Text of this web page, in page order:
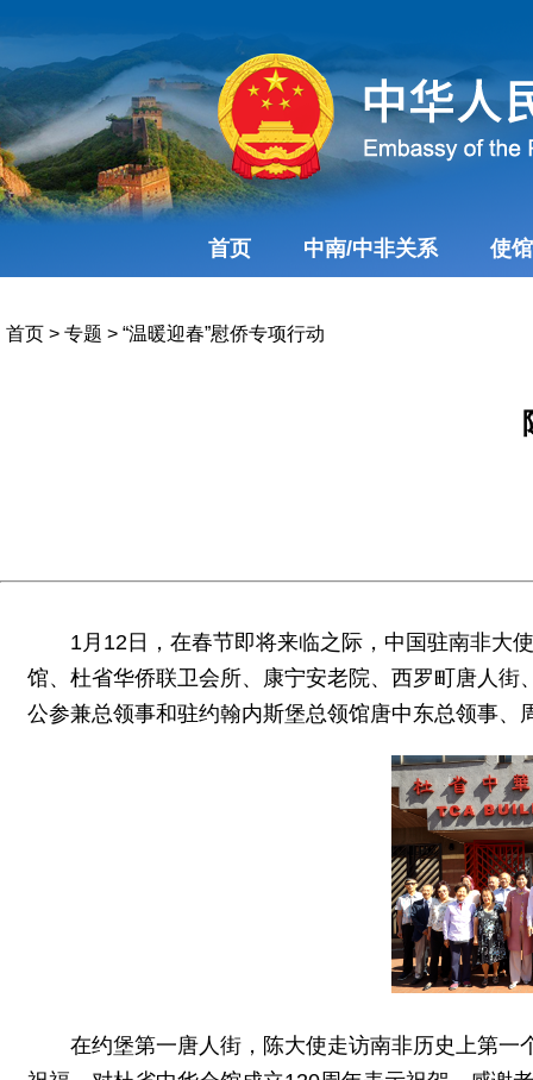
首页 中南/中非关系 使
首页 > 专题 > “温暖迎春”慰侨专项行动
1月12日，在春节即将来临之际，中国驻南非大
馆、杜省华侨联卫会所、康宁安老院、西罗町唐人
公参兼总领事和驻约翰内斯堡总领馆唐中东总领事、
在约堡第一唐人街，陈大使走访南非历史上第